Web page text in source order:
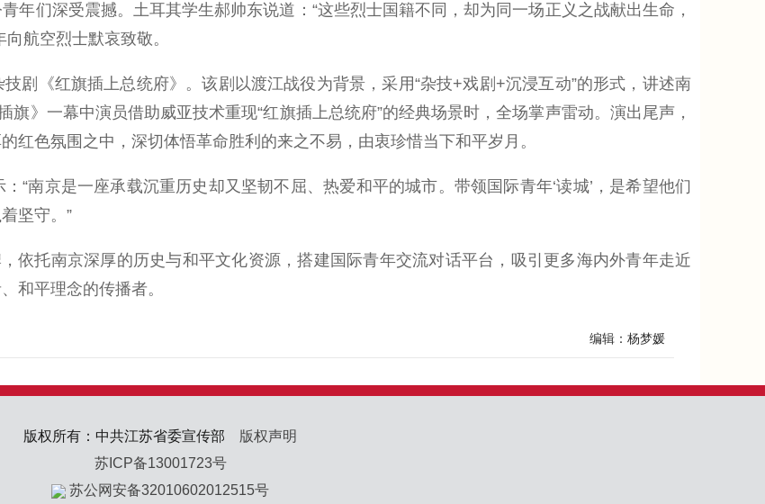
年们深受震撼。土耳其学生郝帅东说道：“这些烈士国籍不同，却为同一场正义之战献出生命，
航空烈士默哀致敬。
《红旗插上总统府》。该剧以渡江战役为背景，采用“杂技+戏剧+沉浸互动”的形式，讲述南
旗》一幕中演员借助威亚技术重现“红旗插上总统府”的经典场景时，全场掌声雷动。演出尾声，
红色氛围之中，深切体悟革命胜利的来之不易，由衷珍惜当下和平岁月。
京是一座承载沉重历史却又坚韧不屈、热爱和平的城市。带领国际青年‘读城’，是希望他们
坚守。”
托南京深厚的历史与和平文化资源，搭建国际青年交流对话平台，吸引更多海内外青年走近
和平理念的传播者。
编辑：杨梦媛
版权所有：中共江苏省委宣传部 版权声明
苏ICP备13001723号
苏公网安备32010602012515号